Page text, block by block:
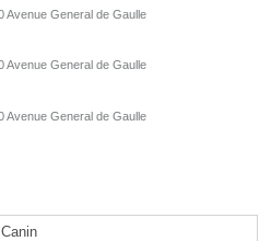
Avenue General de Gaulle
Avenue General de Gaulle
Avenue General de Gaulle
Canin